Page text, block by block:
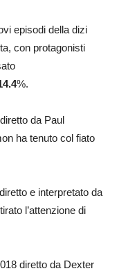
episodi della dizi
con protagonisti
%.
da Paul
ha tenuto col fiato
e interpretato da
l’attenzione di
diretto da Dexter